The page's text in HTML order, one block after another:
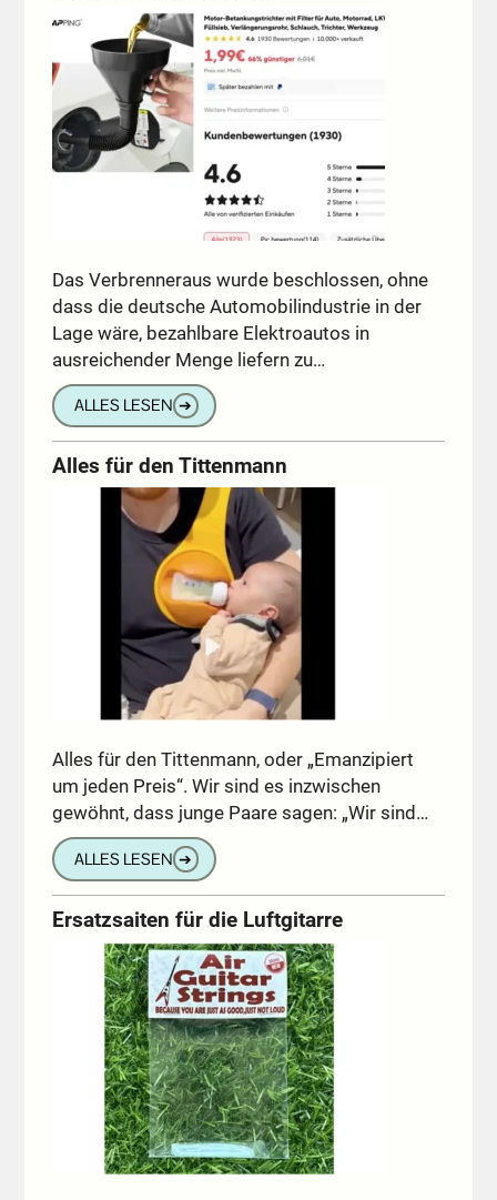
Das Verbrenneraus wurde beschlossen, ohne
dass die deutsche Automobilindustrie in der
Lage wäre, bezahlbare Elektroautos in
ausreichender Menge liefern zu…
ALLES LESEN ➔
Alles für den Tittenmann
Alles für den Tittenmann, oder „Emanzipiert
um jeden Preis“. Wir sind es inzwischen
gewöhnt, dass junge Paare sagen: „Wir sind…
ALLES LESEN ➔
Ersatzsaiten für die Luftgitarre